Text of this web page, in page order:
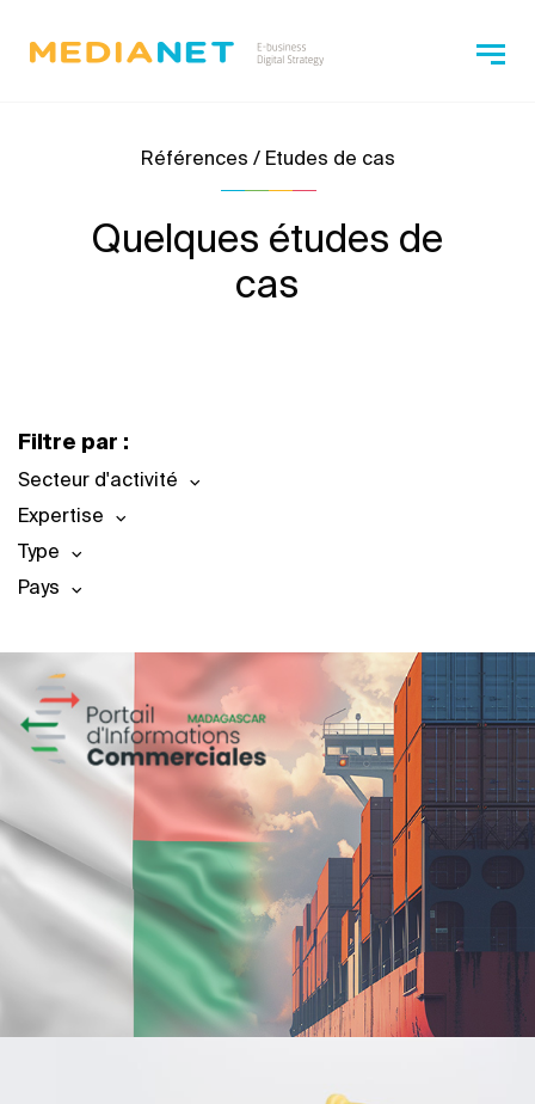
Références / Etudes de cas
Quelques études de
cas
Filtre par :
Secteur d'activité
Expertise
Type
Pays